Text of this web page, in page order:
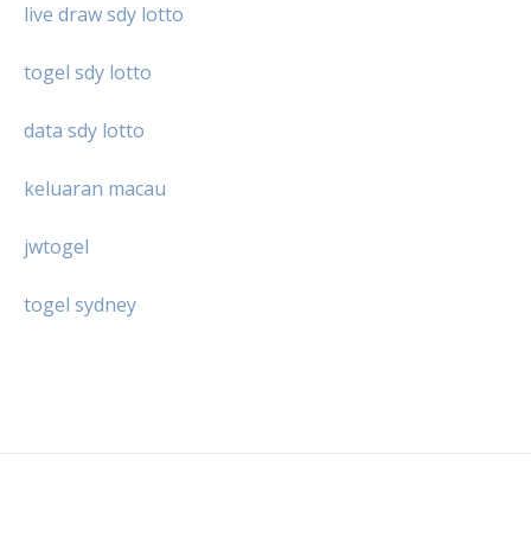
live draw sdy lotto
togel sdy lotto
data sdy lotto
keluaran macau
jwtogel
togel sydney